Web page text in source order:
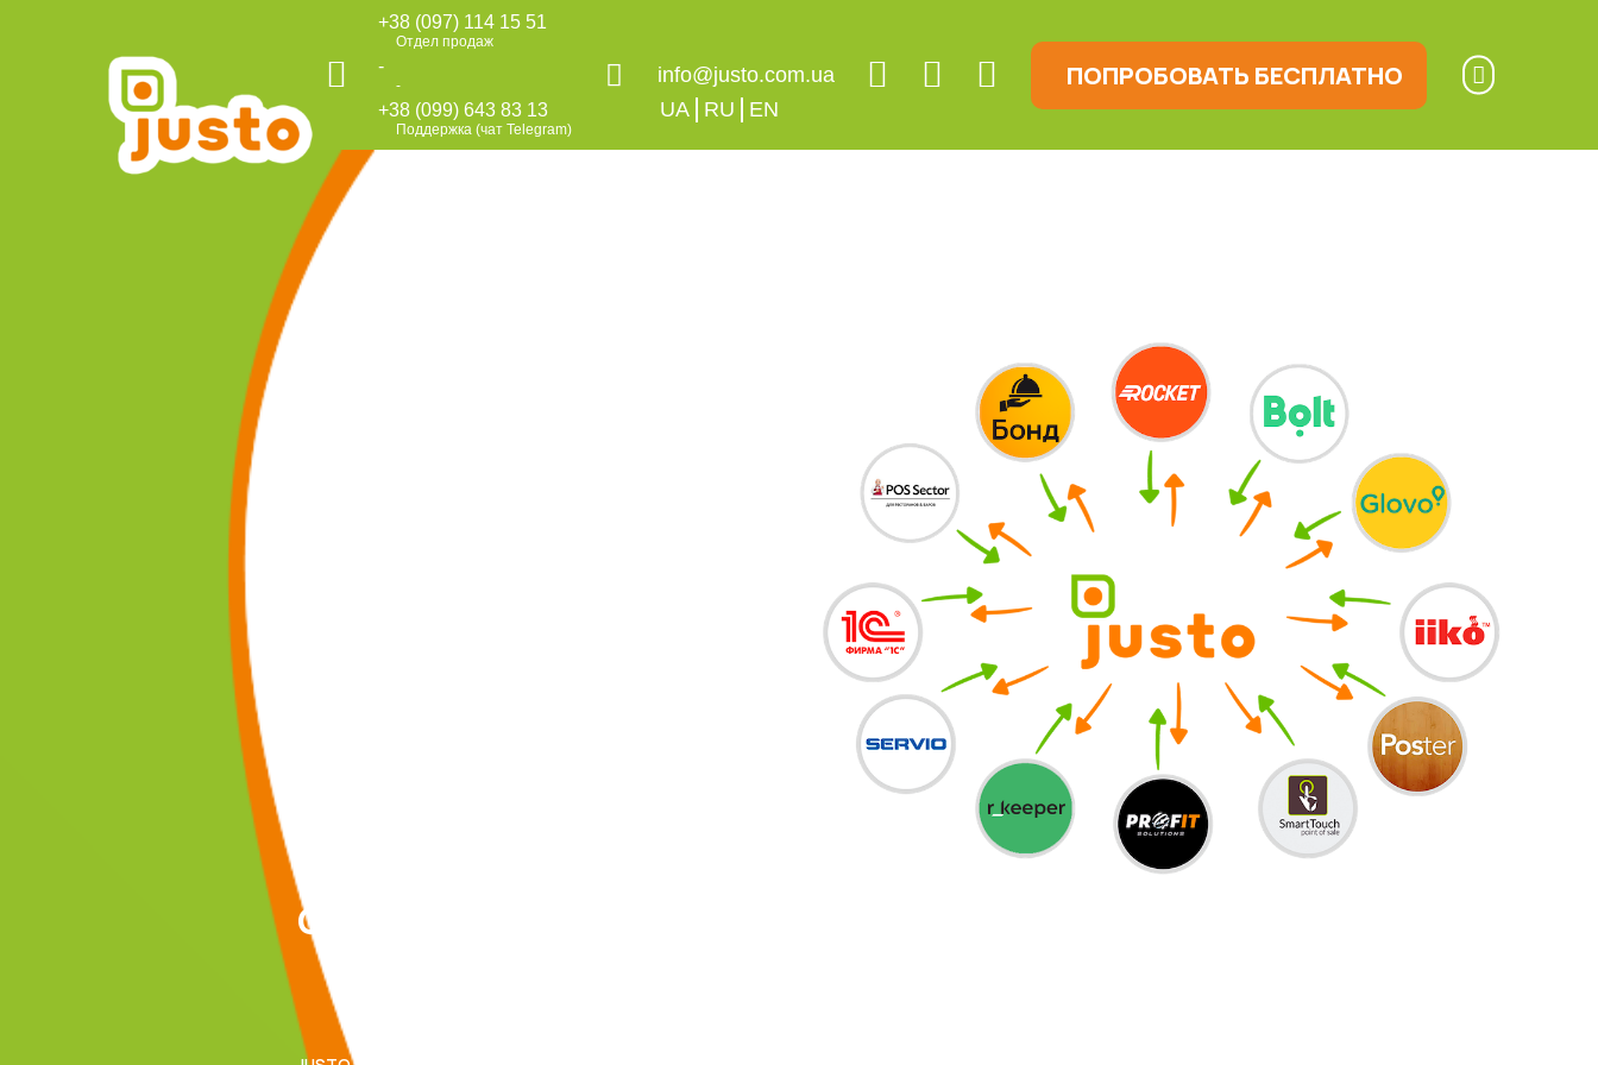
+38 (097) 114 15 51
Отдел продаж
-
-
+38 (099) 643 83 13
Поддержка (чат Telegram)
info@justo.com.ua
UA
RU EN
ПОПРОБОВАТЬ БЕСПЛАТНО
СИСТЕМЕ